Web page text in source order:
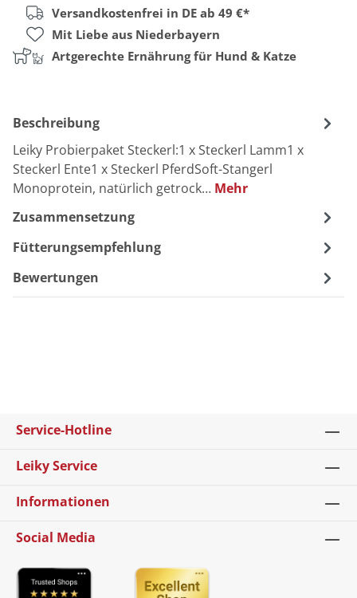
Versandkostenfrei in DE ab 49 €*
Mit Liebe aus Niederbayern
Artgerechte Ernährung für Hund & Katze
Beschreibung
Leiky Probierpaket Steckerl:1 x Steckerl Lamm1 x
Steckerl Ente1 x Steckerl PferdSoft-Stangerl
Monoprotein, natürlich getrock… Mehr
Zusammensetzung
Fütterungsempfehlung
Bewertungen
Service-Hotline
Leiky Service
Informationen
Social Media